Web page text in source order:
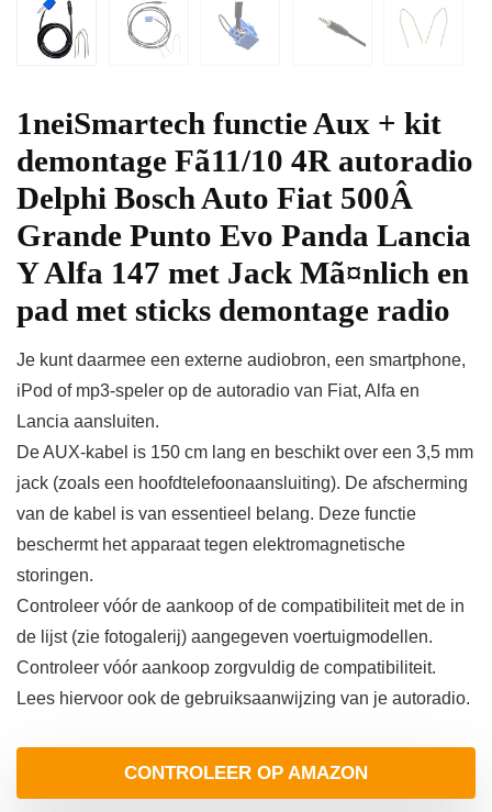
1neiSmartech functie Aux + kit
demontage Fã11/10 4R autoradio
Delphi Bosch Auto Fiat 500Â
Grande Punto Evo Panda Lancia
Y Alfa 147 met Jack Mã¤nlich en
pad met sticks demontage radio
Je kunt daarmee een externe audiobron, een smartphone,
iPod of mp3-speler op de autoradio van Fiat, Alfa en
Lancia aansluiten.
De AUX-kabel is 150 cm lang en beschikt over een 3,5 mm
jack (zoals een hoofdtelefoonaansluiting). De afscherming
van de kabel is van essentieel belang. Deze functie
beschermt het apparaat tegen elektromagnetische
storingen.
Controleer vóór de aankoop of de compatibiliteit met de in
de lijst (zie fotogalerij) aangegeven voertuigmodellen.
Controleer vóór aankoop zorgvuldig de compatibiliteit.
Lees hiervoor ook de gebruiksaanwijzing van je autoradio.
CONTROLEER OP AMAZON